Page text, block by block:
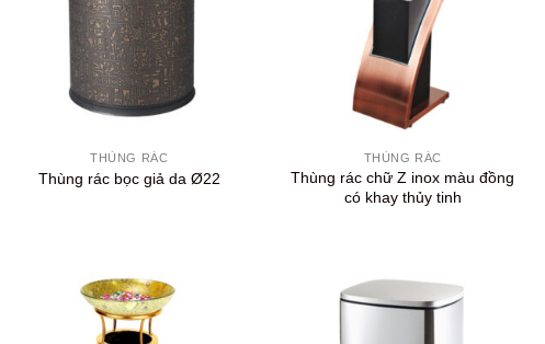
THÙNG RÁC
Thùng rác bọc giả da Ø22
THÙNG RÁC
Thùng rác chữ Z inox màu đồng
có khay thủy tinh